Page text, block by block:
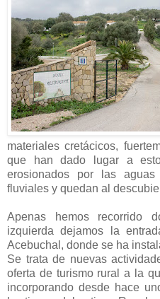
materiales cretácicos,
que han dado lugar a
erosionados por las
fluviales y quedan al
Apenas hemos recorrido
izquierda dejamos la
Acebuchal, donde se ha
Se trata de nuevas
oferta de turismo rural a la
incorporando desde hace